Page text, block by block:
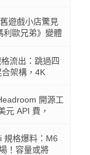
遊戲小店驚見
利歐兄弟》變體
流出：跳過四
架構，4K
開源工
元 API 費，
規格爆料：M6
！容量或將